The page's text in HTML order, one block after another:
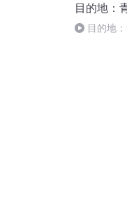
目的地：
目的地